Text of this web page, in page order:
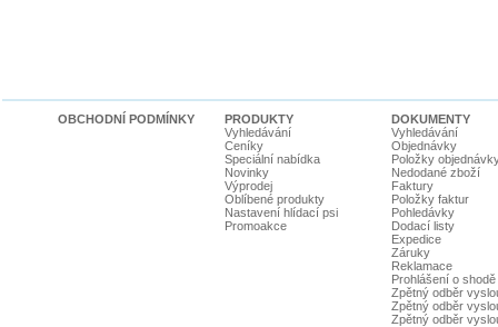
OBCHODNÍ PODMÍNKY
PRODUKTY
Vyhledávání
Ceníky
Speciální nabídka
Novinky
Výprodej
Oblíbené produkty
Nastavení hlídací psi
Promoakce
DOKUMENTY
Vyhledávání
Objednávky
Položky
Nedodané zboží
Faktury
Položky faktur
Pohledávky
Dodací listy
Expedice
Záruky
Reklamace
Prohlášení o shodě
Zpětný odběr
Zpětný odběr
Zpětný odběr